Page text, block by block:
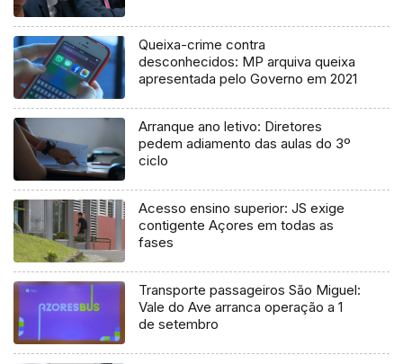
Queixa-crime contra
desconhecidos: MP arquiva queixa
apresentada pelo Governo em 2021
Arranque ano letivo: Diretores
pedem adiamento das aulas do 3º
ciclo
Acesso ensino superior: JS exige
contigente Açores em todas as
fases
Transporte passageiros São Miguel:
Vale do Ave arranca operação a 1
de setembro